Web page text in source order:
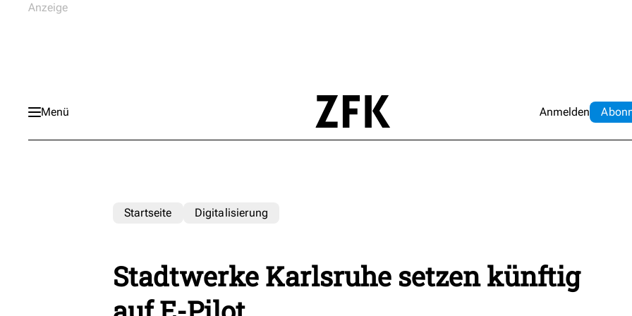
Menü Anmelden Abo
Startseite Digitalisierung
Stadtwerke Karlsruhe setzen künftig